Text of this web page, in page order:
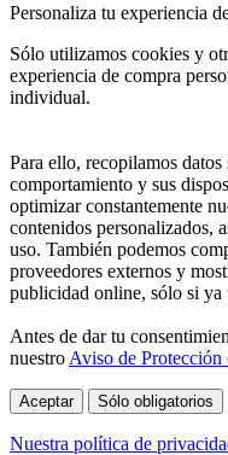
Personaliza tu experiencia
Sólo utilizamos cookies y
experiencia de compra
individual.
Para ello, recopilamos datos
comportamiento y sus
optimizar constantemente
contenidos personalizados,
uso. También podemos
proveedores externos y
publicidad online, sólo si ya
Antes de dar tu
nuestro Aviso de Protección
Aceptar Sólo obligatorios
Nuestra política de